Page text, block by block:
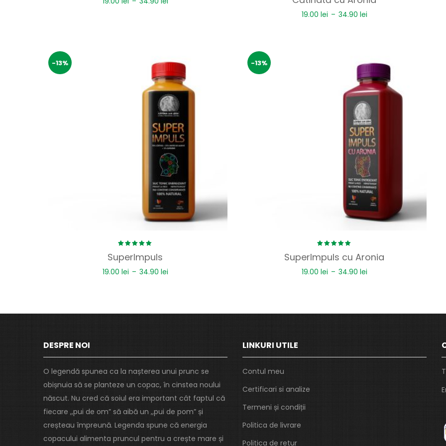
19.00 lei – 34.90 lei
-13%
5.00out
SuperImpuls
19.00 lei – 34.90 lei
-13%
5.00out
SuperImpuls cu Aronia
19.00 lei – 34.90 lei
DESPRE NOI
O legendă spunea ca la nașterea unui prunc se
obișnuia să se planteze un copac, în cinstea noului
născut. Nu cred că soiul era important cât faptul că
fiecare ,,pui de om” să aibă un ,,pui de pom” și
creșteau împreună. Legenda spune că energia
copacului alimenta pruncul pentru a crește mare și
LINKURI UTILE
Contul meu
Certificari si analize
Termeni și condiții
Politica de livrare
Politica de retur